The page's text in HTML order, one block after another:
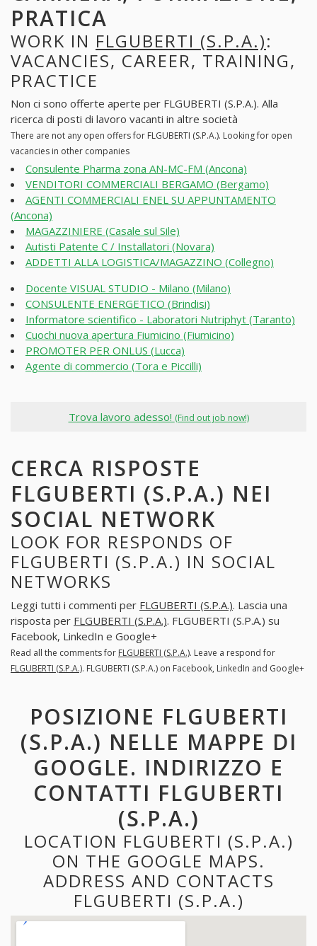
PRATICA
WORK IN FLGUBERTI (S.P.A.):
VACANCIES, CAREER, TRAINING,
PRACTICE
Non ci sono offerte aperte per FLGUBERTI (S.P.A.). Alla
ricerca di posti di lavoro vacanti in altre società
There are not any open offers for FLGUBERTI (S.P.A.). Looking for open
vacancies in other companies
Consulente Pharma zona AN-MC-FM (Ancona)
VENDITORI COMMERCIALI BERGAMO (Bergamo)
AGENTI COMMERCIALI ENEL SU APPUNTAMENTO
(Ancona)
MAGAZZINIERE (Casale sul Sile)
Autisti Patente C / Installatori (Novara)
ADDETTI ALLA LOGISTICA/MAGAZZINO (Collegno)
Docente VISUAL STUDIO - Milano (Milano)
CONSULENTE ENERGETICO (Brindisi)
Informatore scientifico - Laboratori Nutriphyt (Taranto)
Cuochi nuova apertura Fiumicino (Fiumicino)
PROMOTER PER ONLUS (Lucca)
Agente di commercio (Tora e Piccilli)
Trova lavoro adesso! (Find out job now!)
CERCA RISPOSTE
FLGUBERTI (S.P.A.) NEI
SOCIAL NETWORK
LOOK FOR RESPONDS OF
FLGUBERTI (S.P.A.) IN SOCIAL
NETWORKS
Leggi tutti i commenti per FLGUBERTI (S.P.A.). Lascia una
risposta per FLGUBERTI (S.P.A.). FLGUBERTI (S.P.A.) su
Facebook, LinkedIn e Google+
Read all the comments for FLGUBERTI (S.P.A.). Leave a respond for
FLGUBERTI (S.P.A.). FLGUBERTI (S.P.A.) on Facebook, LinkedIn and Google+
POSIZIONE FLGUBERTI
(S.P.A.) NELLE MAPPE DI
GOOGLE. INDIRIZZO E
CONTATTI FLGUBERTI
(S.P.A.)
LOCATION FLGUBERTI (S.P.A.)
ON THE GOOGLE MAPS.
ADDRESS AND CONTACTS
FLGUBERTI (S.P.A.)